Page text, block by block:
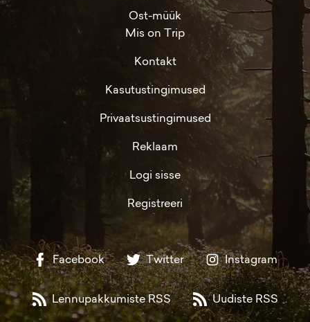
Ost-müük
Mis on Trip
Kontakt
Kasutustingimused
Privaatsustingimused
Reklaam
Logi sisse
Registreeri
Facebook Twitter Instagram
Lennupakkumiste RSS Uudiste RSS